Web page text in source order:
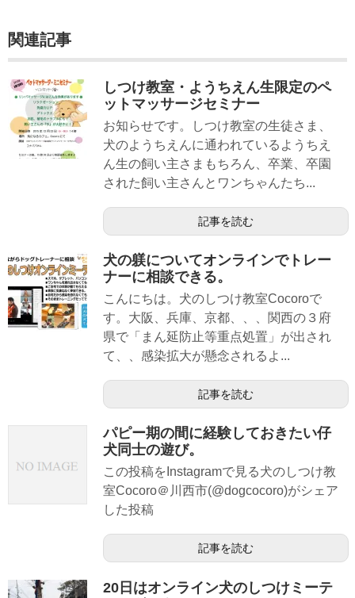
関連記事
しつけ教室・ようちえん生限定のペ
ットマッサージセミナー
お知らせです。しつけ教室の生徒さま、
犬のようちえんに通われているようちえ
ん生の飼い主さまもちろん、卒業、卒園
された飼い主さんとワンちゃんたち...
記事を読む
犬の躾についてオンラインでトレー
ナーに相談できる。
こんにちは。犬のしつけ教室Cocoroで
す。大阪、兵庫、京都、、、関西の３府
県で「まん延防止等重点処置」が出され
て、、感染拡大が懸念されるよ...
記事を読む
パピー期の間に経験しておきたい仔
犬同士の遊び。
この投稿をInstagramで見る犬のしつけ教
室Cocoro＠川西市(@dogcocoro)がシェア
した投稿
記事を読む
20日はオンライン犬のしつけミーテ